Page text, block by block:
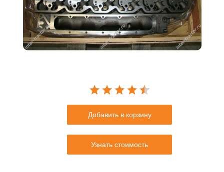
Добавить в корзину
Узнать стоимость